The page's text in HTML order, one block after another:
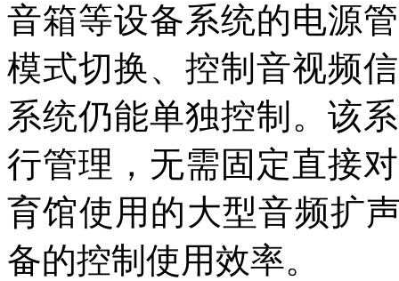
音箱等设备系统的电源
模式切换、控制音视频
系统仍能单独控制。该
行管理，无需固定直接
育馆使用的大型音频扩
备的控制使用效率。